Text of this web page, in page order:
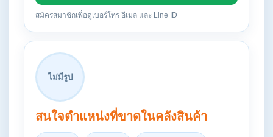
สมัครสมาชิกเพื่อดูเบอร์โทร อีเมล และ Line ID
ไม่มีรูป
สนใจตำแหน่งที่ขาดในคลังสินค้า